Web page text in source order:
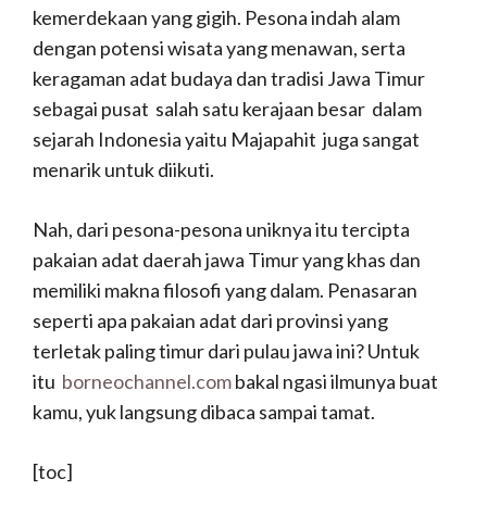
kemerdekaan yang gigih. Pesona indah alam
dengan potensi wisata yang menawan, serta
keragaman adat budaya dan tradisi Jawa Timur
sebagai pusat salah satu kerajaan besar dalam
sejarah Indonesia yaitu Majapahit juga sangat
menarik untuk diikuti.
Nah, dari pesona-pesona uniknya itu tercipta
pakaian adat daerah jawa Timur yang khas dan
memiliki makna filosofi yang dalam. Penasaran
seperti apa pakaian adat dari provinsi yang
terletak paling timur dari pulau jawa ini? Untuk
itu borneochannel.combakal ngasi ilmunya buat
kamu, yuk langsung dibaca sampai tamat.
[toc]